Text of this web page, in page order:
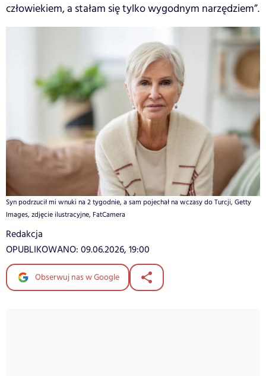
człowiekiem, a stałam się tylko wygodnym narzędziem”.
Syn podrzucił mi wnuki na 2 tygodnie, a sam pojechał na wczasy do Turcji, Getty
Images, zdjęcie ilustracyjne, FatCamera
Redakcja
OPUBLIKOWANO: 09.06.2026, 19:00
Obserwuj nas w Google